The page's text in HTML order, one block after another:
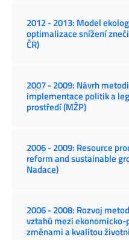
2012 - 2013: Model
optimalizace snížení
ČR)
2007 - 2009: Návrh
implementace politik a
prostředí (MŽP)
2006 - 2009: Resource
reform and sustainable
Nadace)
2006 - 2008: Rozvoj
vztahů mezi
změnami a kvalitou